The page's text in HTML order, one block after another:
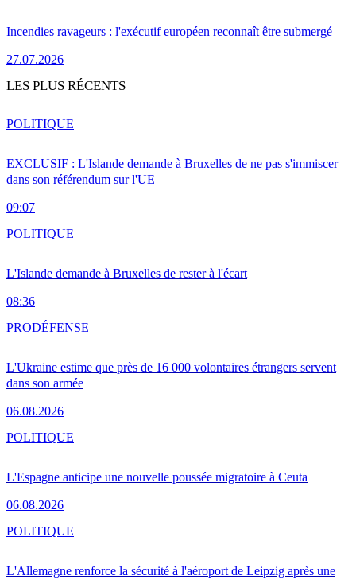
Incendies ravageurs : l'exécutif européen reconnaît être submergé
27.07.2026
LES PLUS RÉCENTS
EXCLUSIF : L'Islande demande à Bruxelles de ne pas s'immiscer
dans son référendum sur l'UE
09:07
POLITIQUE
L'Islande demande à Bruxelles de rester à l'écart
08:36
POLITIQUE
L'Ukraine estime que près de 16 000 volontaires étrangers servent
dans son armée
06.08.2026
PRODÉFENSE
L'Espagne anticipe une nouvelle poussée migratoire à Ceuta
06.08.2026
POLITIQUE
L'Allemagne renforce la sécurité à l'aéroport de Leipzig après une
POLITIQUE